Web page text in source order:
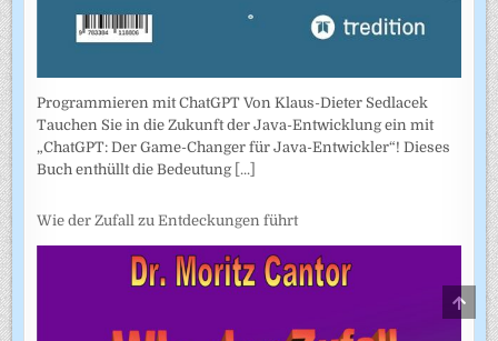
Programmieren mit ChatGPT Von Klaus-Dieter Sedlacek
Tauchen Sie in die Zukunft der Java-Entwicklung ein mit
„ChatGPT: Der Game-Changer für Java-Entwickler“! Dieses
Buch enthüllt die Bedeutung [...]
Wie der Zufall zu Entdeckungen führt
TO
TOP